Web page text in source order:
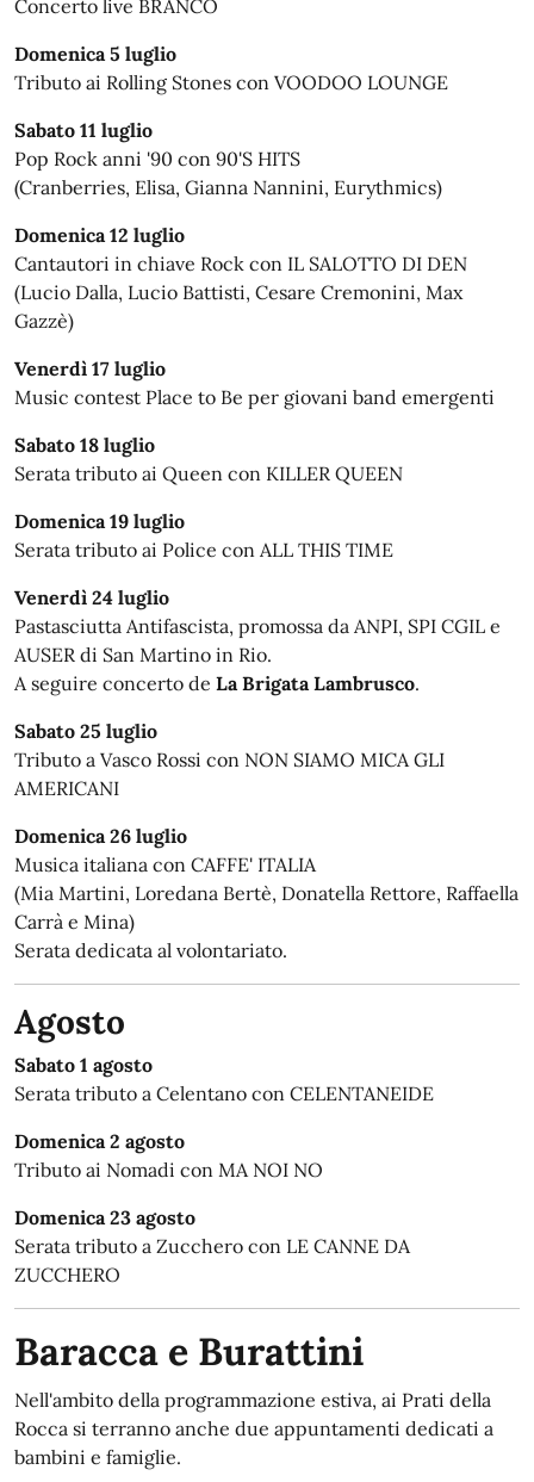
Concerto live BRANCO
Domenica 5 luglio
Tributo ai Rolling Stones con VOODOO LOUNGE
Sabato 11 luglio
Pop Rock anni '90 con 90'S HITS
(Cranberries, Elisa, Gianna Nannini, Eurythmics)
Domenica 12 luglio
Cantautori in chiave Rock con IL SALOTTO DI DEN
(Lucio Dalla, Lucio Battisti, Cesare Cremonini, Max
Gazzè)
Venerdì 17 luglio
Music contest Place to Be per giovani band emergenti
Sabato 18 luglio
Serata tributo ai Queen con KILLER QUEEN
Domenica 19 luglio
Serata tributo ai Police con ALL THIS TIME
Venerdì 24 luglio
Pastasciutta Antifascista, promossa da ANPI, SPI CGIL e
AUSER di San Martino in Rio.
A seguire concerto de La Brigata Lambrusco.
Sabato 25 luglio
Tributo a Vasco Rossi con NON SIAMO MICA GLI
AMERICANI
Domenica 26 luglio
Musica italiana con CAFFE' ITALIA
(Mia Martini, Loredana Bertè, Donatella Rettore, Raffaella
Carrà e Mina)
Serata dedicata al volontariato.
Agosto
Sabato 1 agosto
Serata tributo a Celentano con CELENTANEIDE
Domenica 2 agosto
Tributo ai Nomadi con MA NOI NO
Domenica 23 agosto
Serata tributo a Zucchero con LE CANNE DA
ZUCCHERO
Baracca e Burattini
Nell'ambito della programmazione estiva, ai Prati della
Rocca si terranno anche due appuntamenti dedicati a
bambini e famiglie.